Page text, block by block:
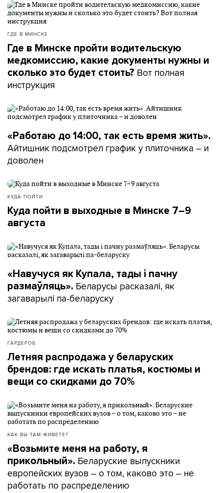
ГДЕ В МИНСКЕ
Где в Минске пройти водительскую
медкомиссию, какие документы нужны и
сколько это будет стоить? Вот полная
инструкция
«Работаю до 14:00, так есть время жить».
Айтишник подсмотрел график у плиточника – и
доволен
КУДА ПОЙТИ
Куда пойти в выходные в Минске 7–9
августа
«Навучуся як Купала, тады і пачну
размаўляць». Беларусы расказалі, як
загаварылі па-беларуску
ГАРДЕРОБ
Летняя распродажа у беларуских
брендов: где искать платья, костюмы и
вещи со скидками до 70%
КАК ВЫ ТАМ ЖИВЕТЕ?
«Возьмите меня на работу, я
прикольный». Беларуские выпускники
европейских вузов – о том, каково это – не
работать по распределению